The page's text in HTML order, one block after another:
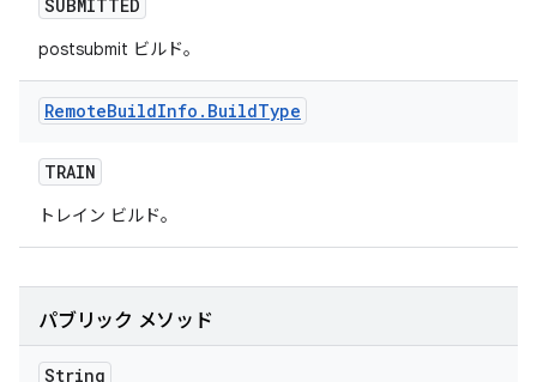
SUBMITTED
postsubmit ビルド。
RemoteBuildInfo . BuildType
TRAIN
トレイン ビルド。
パブリック メソッド
String